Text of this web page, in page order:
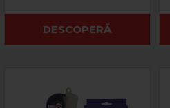
DESCOPERĂ